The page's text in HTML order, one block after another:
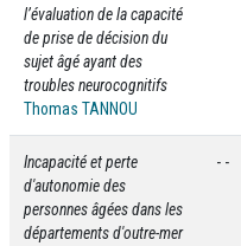
l’évaluation de la capacité
de prise de décision du
sujet âgé ayant des
troubles neurocognitifs
Thomas TANNOU
Incapacité et perte
d'autonomie des
personnes âgées dans les
départements d'outre-mer
- -